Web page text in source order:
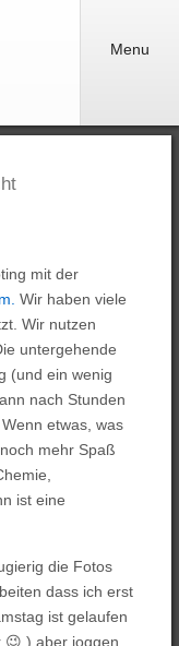
Menu
mit der
Wir haben viele
Wir nutzen
untergehende
(und ein wenig
nach Stunden
etwas, was
mehr Spaß
ist eine
die Fotos
dass ich erst
ist gelaufen
😉 ) aber joggen